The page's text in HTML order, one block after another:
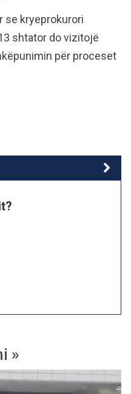
se kryeprokurori
shtator do vizitojë
për proceset
»